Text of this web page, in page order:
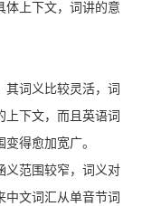
体上下文，词讲的意
词义比较灵活，词
上下文，而且英语词
得愈加宽广。
义范围较窄，词义对
中文词汇从单音节词